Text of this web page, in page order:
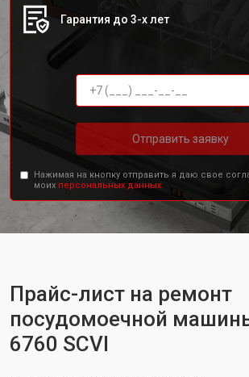
Гарантия до 3-х лет
Отправить заявку
Нажимая на кнопку отправить я даю свое
моих персональных данных.
Прайс-лист на ремонт
посудомоечной
6760 SCVI